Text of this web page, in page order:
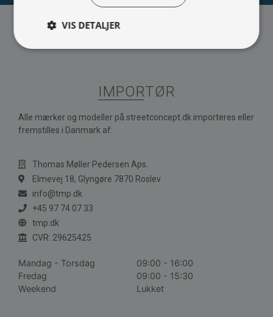
IMPORTØR
Alle mærker og modeller på streetconcept.dk importeres eller
fremstilles i Danmark af:
Thomas Møller Pedersen Aps.
Elmevej 18, Glyngøre 7870 Roslev
info@tmp.dk
+45 97 74 07 33
tmp.dk
CVR: 29625425
Mandag - Torsdag
09:00 - 16:00
Fredag
09:00 - 15:30
Weekend
Lukket
VIS DETALJER